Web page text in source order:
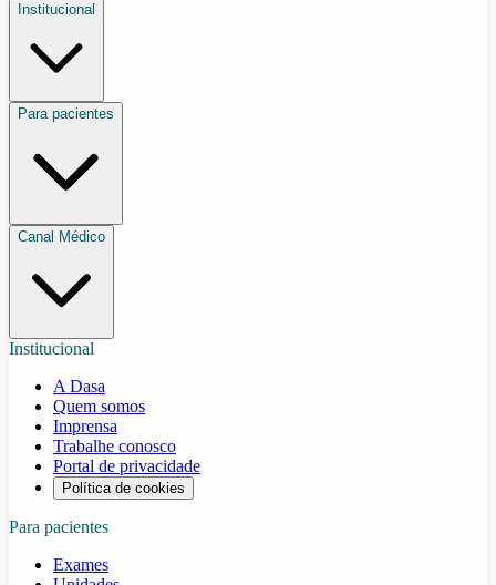
Institucional
Para pacientes
Canal Médico
Institucional
A Dasa
Quem somos
Imprensa
Trabalhe conosco
Portal de privacidade
Política de cookies
Para pacientes
Exames